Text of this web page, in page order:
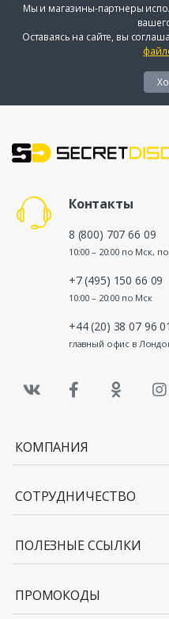
Мы и магазины-партнеры
Оставаясь на сайте, вы
Контакты
8 (800) 707 66 09
10:00 – 20:00 по Мск,
+7 (495) 150 66 09
10:00 – 20:00 по Мск
+44 (20) 38 07 96 01
главный офис в
КОМПАНИЯ
СОТРУДНИЧЕСТВО
ПОЛЕЗНЫЕ ССЫЛКИ
ПРОМОКОДЫ